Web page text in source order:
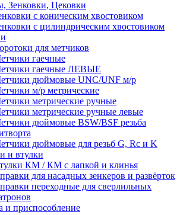
Зенковки, Цековки
с коническим хвостовиком
с цилиндрическим хвостовиком
для метчиков
гаечные
гаечные ЛЕВЫЕ
дюймовые UNC/UNF м/р
м/р метрические
метрические ручные
метрические ручные левые
дюймовые BSW/BSF резьба
дюймовые для резьб G, Rc и K
и втулки
КМ / КМ с лапкой и клинья
для насадных зенкеров и развёрток
переходные для сверлильных
и приспособление